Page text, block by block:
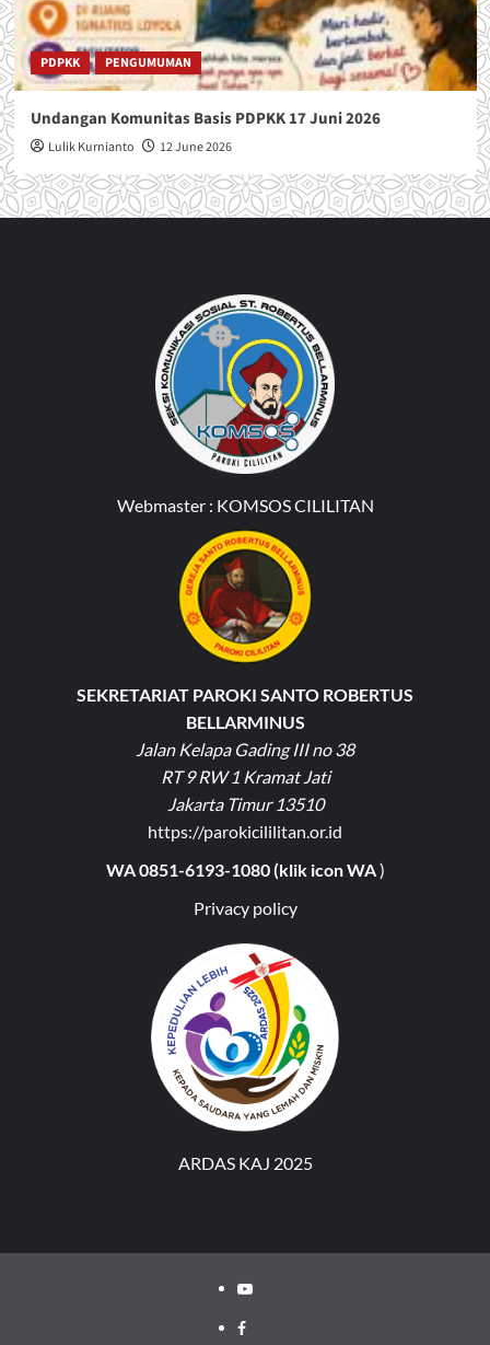
PDPKK PENGUMUMAN
Undangan Komunitas Basis PDPKK 17 Juni 2026
Lulik Kurnianto 12 June 2026
Webmaster : KOMSOS CILILITAN
SEKRETARIAT PAROKI SANTO ROBERTUS
BELLARMINUS
Jalan Kelapa Gading III no 38
RT 9 RW 1 Kramat Jati
Jakarta Timur 13510
https://parokicililitan.or.id
WA 0851-6193-1080 (klik icon WA)
Privacy policy
ARDAS KAJ 2025
Youtube
Facebook